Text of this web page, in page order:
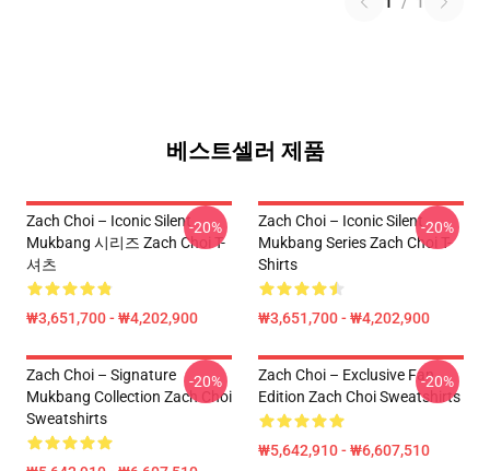
베스트셀러 제품
Zach Choi – Iconic Silent
Mukbang 시리즈 Zach Choi T-
셔츠
₩3,651,700 - ₩4,202,900
-20%
Zach Choi – Iconic Silent
Mukbang Series Zach Choi T-
Shirts
₩3,651,700 - ₩4,202,900
-20%
Zach Choi – Signature
Mukbang Collection Zach Choi
Sweatshirts
-20%
Zach Choi – Exclusive Fan
Edition Zach Choi Sweatshirts
₩5,642,910 - ₩6,607,510
-20%